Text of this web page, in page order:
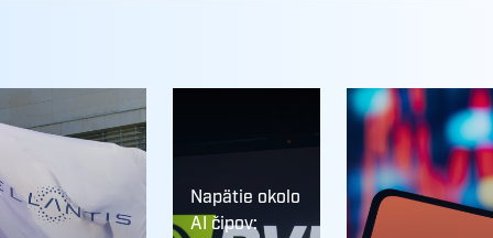
Napätie okolo
AI čipov: